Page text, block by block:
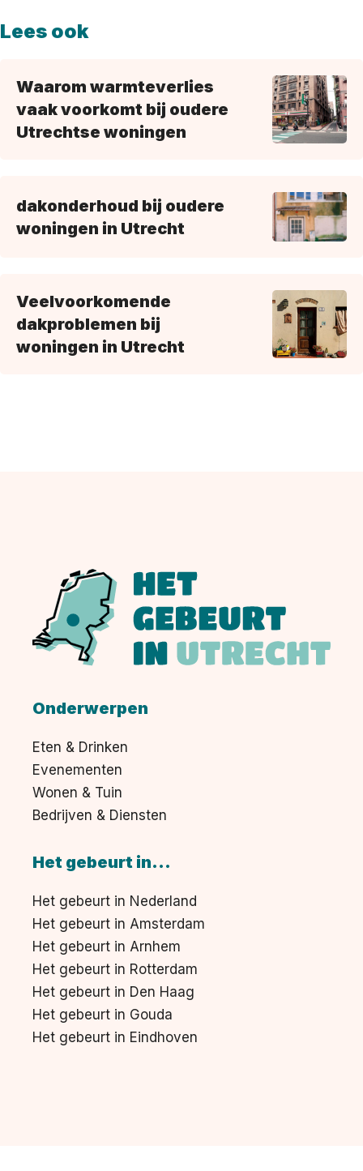
Lees ook
Waarom warmteverlies
vaak voorkomt bij oudere
Utrechtse woningen
dakonderhoud bij oudere
woningen in Utrecht
Veelvoorkomende
dakproblemen bij
woningen in Utrecht
Onderwerpen
Eten & Drinken
Evenementen
Wonen & Tuin
Bedrijven & Diensten
Het gebeurt in...
Het gebeurt in Nederland
Het gebeurt in Amsterdam
Het gebeurt in Arnhem
Het gebeurt in Rotterdam
Het gebeurt in Den Haag
Het gebeurt in Gouda
Het gebeurt in Eindhoven